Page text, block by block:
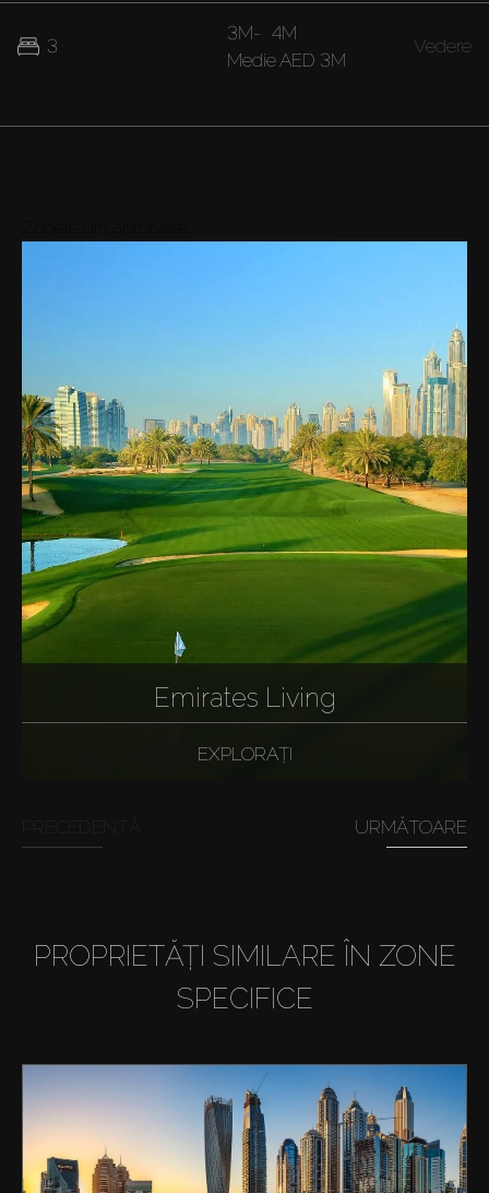
3
3M- 4M
MedieAED 3M
Vedere
Emirates Living
EXPLORAȚI
URMĂTOARE
PROPRIETĂȚI SIMILARE ÎN ZONE
SPECIFICE